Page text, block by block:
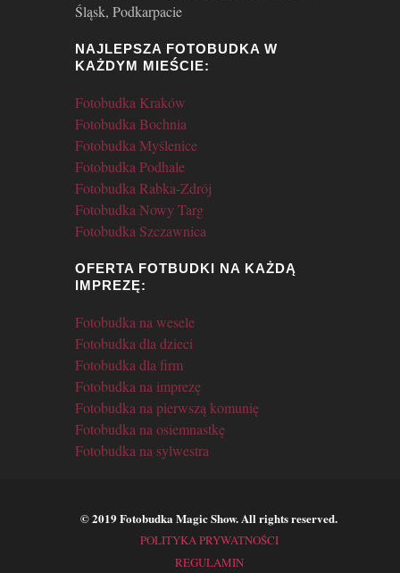
Śląsk, Podkarpacie
NAJLEPSZA FOTOBUDKA W
KAŻDYM MIEŚCIE:
Fotobudka Kraków
Fotobudka Bochnia
Fotobudka Myślenice
Fotobudka Podhale
Fotobudka Rabka-Zdrój
Fotobudka Nowy Targ
Fotobudka Szczawnica
OFERTA FOTBUDKI NA KAŻDĄ
IMPREZĘ:
Fotobudka na wesele
Fotobudka dla dzieci
Fotobudka dla firm
Fotobudka na imprezę
Fotobudka na pierwszą komunię
Fotobudka na osiemnastkę
Fotobudka na sylwestra
© 2019 Fotobudka Magic Show. All rights reserved.
POLITYKA PRYWATNOŚCI
REGULAMIN